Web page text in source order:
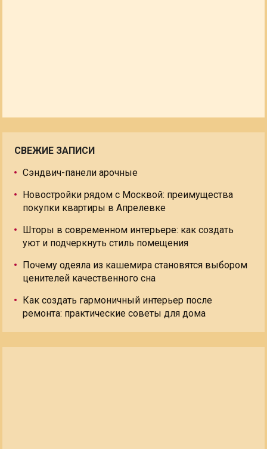
СВЕЖИЕ ЗАПИСИ
Сэндвич-панели арочные
Новостройки рядом с Москвой: преимущества
покупки квартиры в Апрелевке
Шторы в современном интерьере: как создать
уют и подчеркнуть стиль помещения
Почему одеяла из кашемира становятся выбором
ценителей качественного сна
Как создать гармоничный интерьер после
ремонта: практические советы для дома